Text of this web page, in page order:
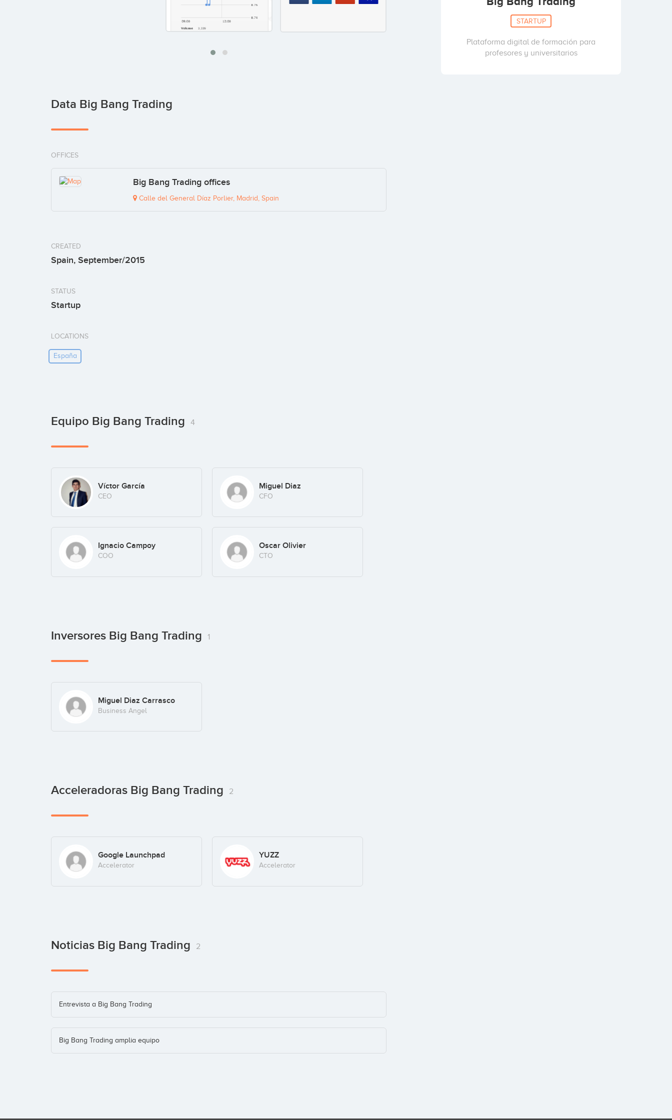
Data Big Bang Trading
OFFICES
Big Bang Trading offices
Calle del General Díaz Porlier, Madrid, Spain
CREATED
Spain, September/2015
STATUS
Startup
LOCATIONS
España
Equipo Big Bang Trading 4
Víctor García
CEO
Miguel Diaz
CFO
Ignacio Campoy
COO
Oscar Olivier
CTO
Inversores Big Bang Trading 1
Miguel Diaz Carrasco
Business Angel
Acceleradoras Big Bang Trading 2
Google Launchpad
Accelerator
YUZZ
Accelerator
Noticias Big Bang Trading 2
Entrevista a Big Bang Trading
Big Bang Trading amplia equipo
STARTUP
Plataforma digital de formación para
profesores y universitarios